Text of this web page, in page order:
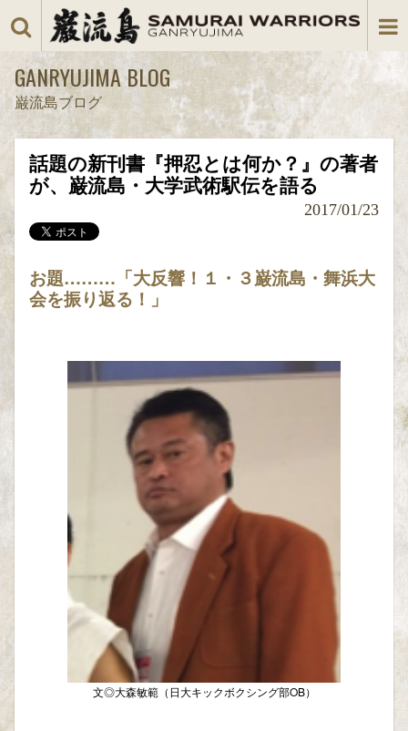
GANRYUJIMA BLOG
巌流島ブログ
話題の新刊書『押忍とは何か？』の著者
が、巌流島・大学武術駅伝を語る
2017/01/23
お題………「大反響！１・３巌流島・舞浜大
会を振り返る！」
文◎大森敏範（日大キックボクシング部OB）